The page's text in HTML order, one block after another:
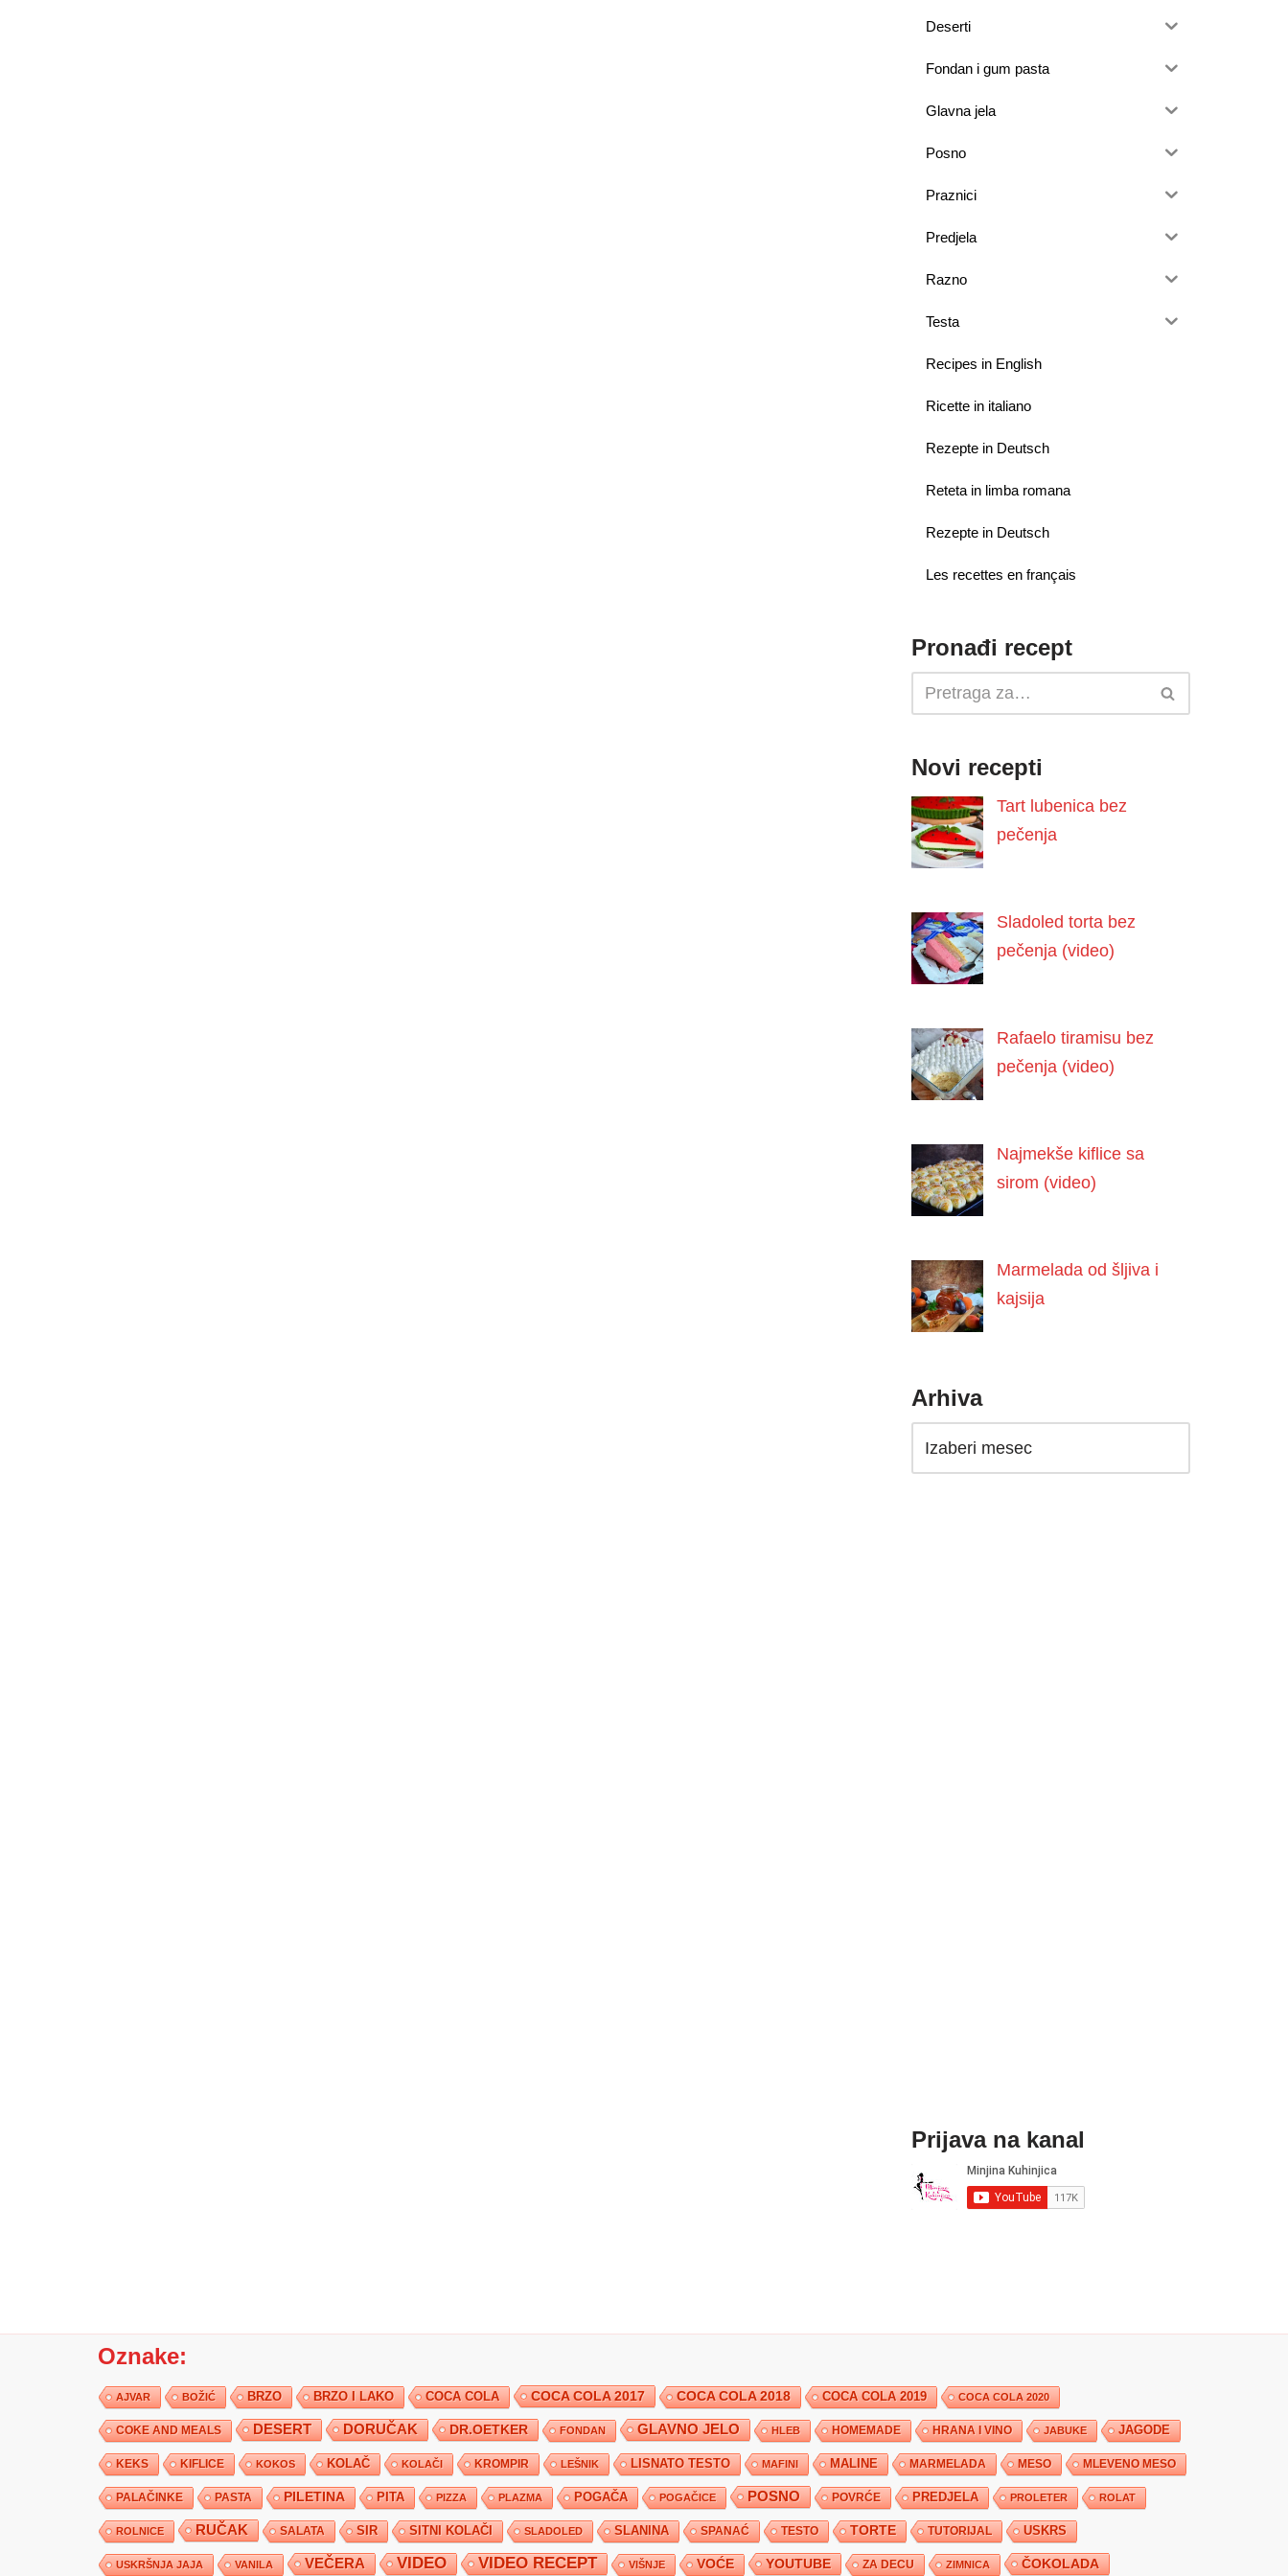
Deserti
Fondan i gum pasta
Glavna jela
Posno
Praznici
Predjela
Razno
Testa
Recipes in English
Ricette in italiano
Rezepte in Deutsch
Reteta in limba romana
Rezepte in Deutsch
Les recettes en français
Pronađi recept
Novi recepti
Tart lubenica bez
pečenja
Sladoled torta bez
pečenja (video)
Rafaelo tiramisu bez
pečenja (video)
Najmekše kiflice sa
sirom (video)
Marmelada od šljiva i
kajsija
Arhiva
Prijava na kanal
Oznake:
AJVAR BOŽIĆ BRZO BRZO I LAKO COCA COLA COCA COLA 2017 COCA COLA 2018 COCA COLA 2019 COCA COLA 2020
COKE AND MEALS DESERT DORUČAK DR.OETKER FONDAN GLAVNO JELO HLEB HOMEMADE HRANA I VINO JABUKE JAGODE
KEKS KIFLICE KOKOS KOLAČ KOLAČI KROMPIR LEŠNIK LISNATO TESTO MAFINI MALINE MARMELADA MESO MLEVENO MESO
PALAČINKE PASTA PILETINA PITA PIZZA PLAZMA POGAČA POGAČICE POSNO POVRĆE PREDJELA PROLETER ROLAT
ROLNICE RUČAK SALATA SIR SITNI KOLAČI SLADOLED SLANINA SPANAĆ TESTO TORTE TUTORIJAL USKRS
USKRŠNJA JAJA VANILA VEČERA VIDEO VIDEO RECEPT VIŠNJE VOĆE YOUTUBE ZA DECU ZIMNICA ČOKOLADA